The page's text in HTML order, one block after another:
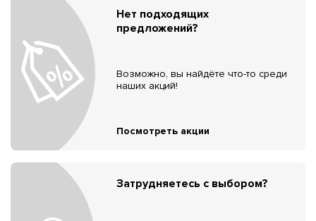
Нет подходящих
предложений?
Возможно, вы найдёте что-то среди
наших акций!
Посмотреть акции
Затрудняетесь с выбором?